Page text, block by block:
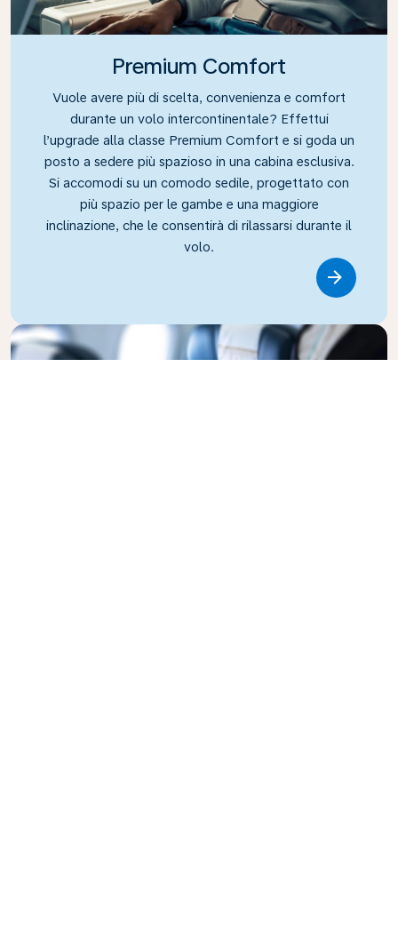
Premium Comfort
Vuole avere più di scelta, convenienza e comfort
durante un volo intercontinentale? Effettui
l’upgrade alla classe Premium Comfort e si goda un
posto a sedere più spazioso in una cabina esclusiva.
Si accomodi su un comodo sedile, progettato con
più spazio per le gambe e una maggiore
inclinazione, che le consentirà di rilassarsi durante il
volo.